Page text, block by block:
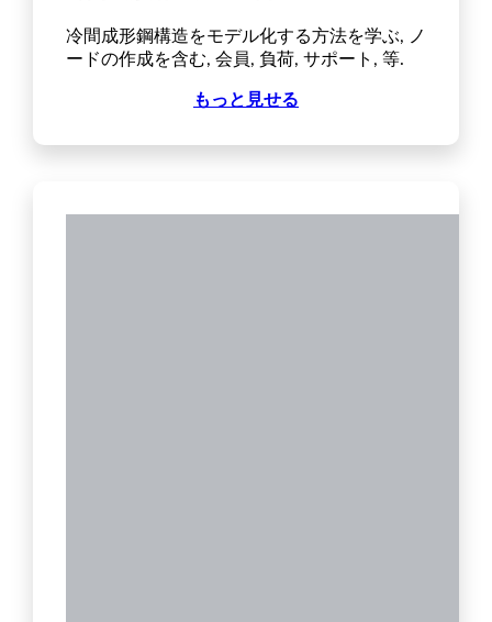
冷間成形鋼構造をモデル化する方法を学ぶ, ノ
ードの作成を含む, 会員, 負荷, サポート, 等.
もっと見せる